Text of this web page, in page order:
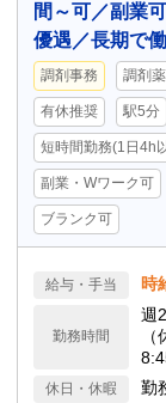
間～可／副業
優遇／長期で
調剤事務 調剤
有休推奨 駅5分
短時間勤務(1日4h
副業・Wワーク可
ブランク可
給与・手当 時
勤務時間
週2日以上
休日・休暇